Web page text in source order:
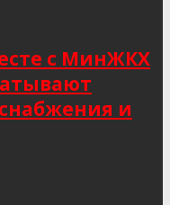
с МинЖКХ
и